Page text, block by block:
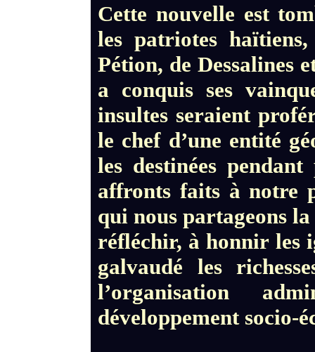
Cette nouvelle est
les patriotes
Pétion, de Dessalines
a conquis ses
insultes seraient
le chef d’une entité
les destinées
affronts faits à notre
qui nous partageons
réfléchir, à honnir les
galvaudé les
l’organisation
développement socio-